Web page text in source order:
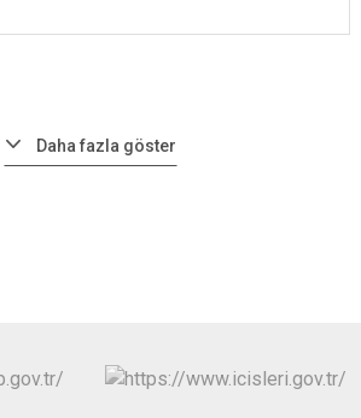
Daha fazla göster